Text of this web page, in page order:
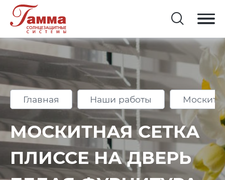
Главная Наши работы
МОСКИТНАЯ СЕТКА
ПЛИССЕ НА ДВЕРЬ